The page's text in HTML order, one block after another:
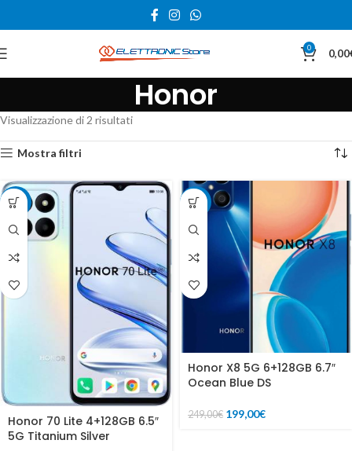
0 0,00
Honor
Visualizzazione di 2 risultati
Mostra filtri
-22%
Honor 70 Lite 4+128GB 6.5″
5G Titanium Silver
-20%
Honor X8 5G 6+128GB 6.7″
Ocean Blue DS
249,00€ 199,00€